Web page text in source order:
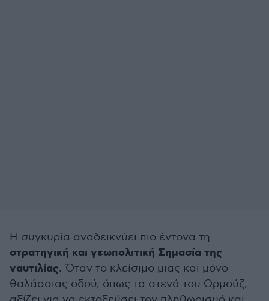
Η συγκυρία αναδεικνύει πιο έντονα τη
στρατηγική και γεωπολιτική Σημασία της
ναυτιλίας. Όταν το κλείσιμο μιας και μόνο
θαλάσσιας οδού, όπως τα στενά του Ορμούζ,